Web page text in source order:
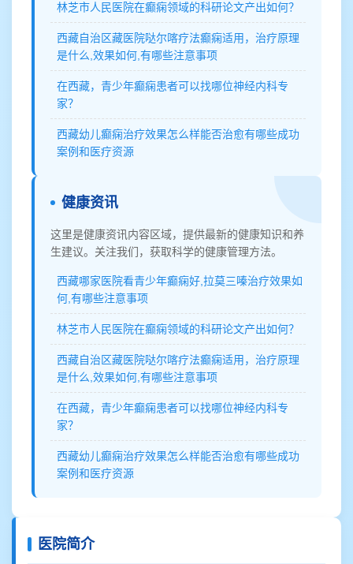
林芝市人民医院在癫痫领域的科研论文产出如何？
西藏自治区藏医院哒尔喀疗法癫痫适用，治疗原理
是什么,效果如何,有哪些注意事项
在西藏，青少年癫痫患者可以找哪位神经内科专
家？
西藏幼儿癫痫治疗效果怎么样能否治愈有哪些成功
案例和医疗资源
健康资讯
这里是健康资讯内容区域，提供最新的健康知识和养
生建议。关注我们，获取科学的健康管理方法。
西藏哪家医院看青少年癫痫好,拉莫三嗪治疗效果如
何,有哪些注意事项
林芝市人民医院在癫痫领域的科研论文产出如何？
西藏自治区藏医院哒尔喀疗法癫痫适用，治疗原理
是什么,效果如何,有哪些注意事项
在西藏，青少年癫痫患者可以找哪位神经内科专
家？
西藏幼儿癫痫治疗效果怎么样能否治愈有哪些成功
案例和医疗资源
医院简介